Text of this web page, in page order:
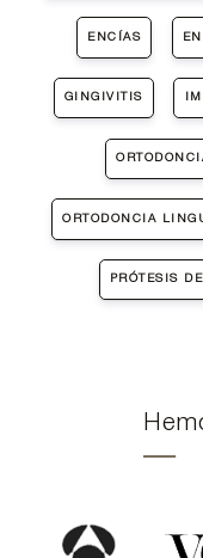
ENCÍAS
GINGIVITIS
ORTODONCIA
PRÓTESIS